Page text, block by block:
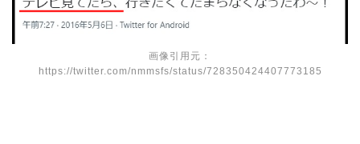
画像引用元：
https://twitter.com/nmmsfs/status/728350424407773185